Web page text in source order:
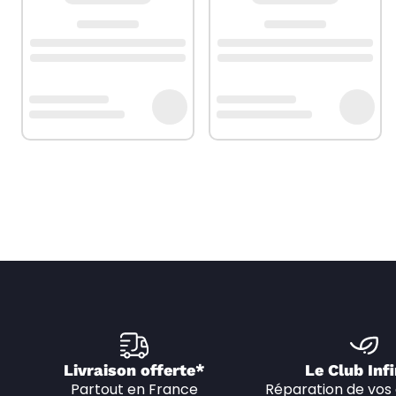
Livraison offerte*
Partout en France
Le Club
Réparation de